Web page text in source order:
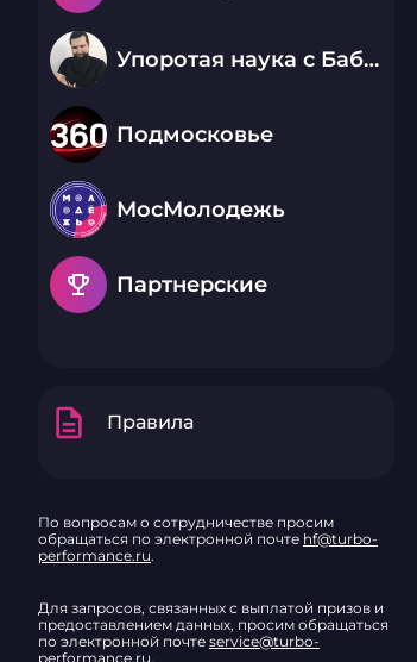
Упоротая наука с Бабаем Лютым
Подмосковье
МосМолодежь
emoji_events Партнерские
description Правила
По вопросам о сотрудничестве просим
обращаться по электронной почте hf@turbo-
performance.ru.
Для запросов, связанных с выплатой призов и
предоставлением данных, просим обращаться
по электронной почте service@turbo-
performance.ru.